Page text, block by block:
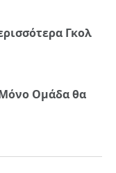
Γκολ
Ομάδα θα